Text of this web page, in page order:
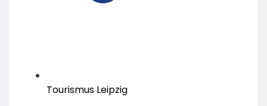
Tourismus Leipzig